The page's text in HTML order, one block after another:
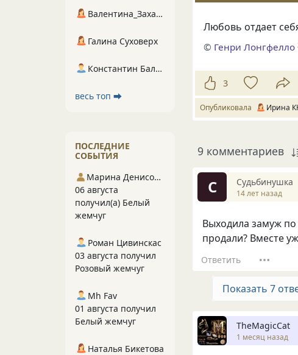
Любовь отдает
© Генри Лонгфелло
3
Опубликовала Ирина
9 комментариев
С Судьбинушка
14 лет назад
Выходила замуж по
продали? Вместе
Ответить
Показать 7
TheMagicCat
1 месяц назад
Валентина_Захарова
Галина Суховерх
Константин Балухта
весь топ ⮕
ПОСЛЕДНИЕ
СОБЫТИЯ
Марина Денисова 5
06 августа
получил(а) Белый
жемчуг
Роман Цивинскас
03 августа получил
Розовый жемчуг
Mh Fav
01 августа получил
Белый жемчуг
Наталья Бикетова